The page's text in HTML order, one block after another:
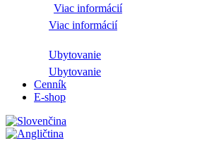
Viac informácií
Viac informácií
Ubytovanie
Ubytovanie
Cenník
E-shop